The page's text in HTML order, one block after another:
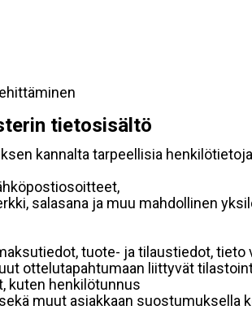
tietosisältö
kannalta tarpeellisia
salasana ja muu mahdollinen
tuote- ja tilaustiedot,
ottelutapahtumaan liittyvät
kuten henkilötunnus
muut asiakkaan suostumuksella